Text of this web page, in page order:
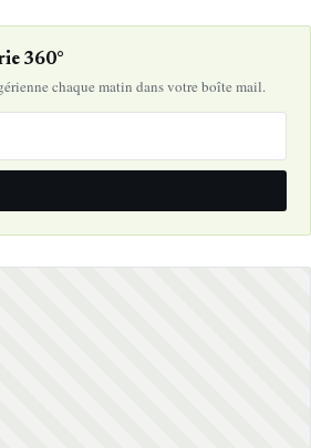
360°
chaque matin dans votre boîte mail.